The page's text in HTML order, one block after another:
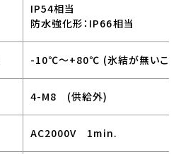
IP54相当
防水強化形：IP66相当
-10℃～+80℃ (氷結が無いこ
4-M8 (供給外)
AC2000V 1min.